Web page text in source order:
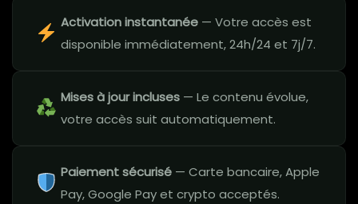
Activation instantanée — Votre accès est
disponible immédiatement, 24h/24 et 7j/7.
Mises à jour incluses — Le contenu évolue,
votre accès suit automatiquement.
Paiement sécurisé — Carte bancaire, Apple
Pay, Google Pay et crypto acceptés.